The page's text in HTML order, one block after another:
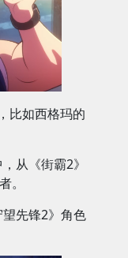
比如西格玛的
从《街霸2》
。
望先锋2》角色